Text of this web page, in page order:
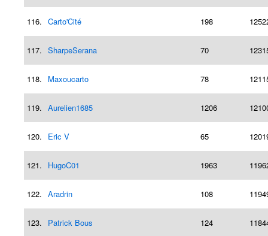
116. Carto'Cité 198
117. SharpeSerana 70
118. Maxoucarto 78
119. Aurelien1685 1206
120. Eric V 65
121. HugoC01 1963
122. Aradrin 108
123. Patrick Bous 124